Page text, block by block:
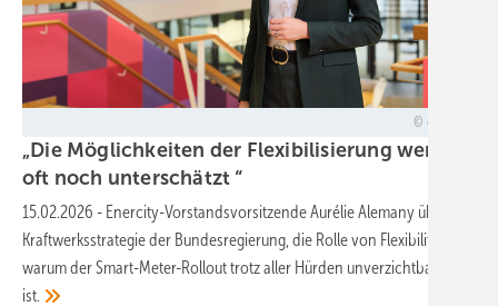
enercity
„Die Möglichkeiten der Flexibilisierung werden
oft noch unterschätzt “
15.02.2026 - Enercity-Vorstandsvorsitzende Aurélie Alemany über die
Kraftwerksstrategie der Bundesregierung, die Rolle von Flexibilität und
warum der Smart-Meter-Rollout trotz aller Hürden unverzichtbar
ist.